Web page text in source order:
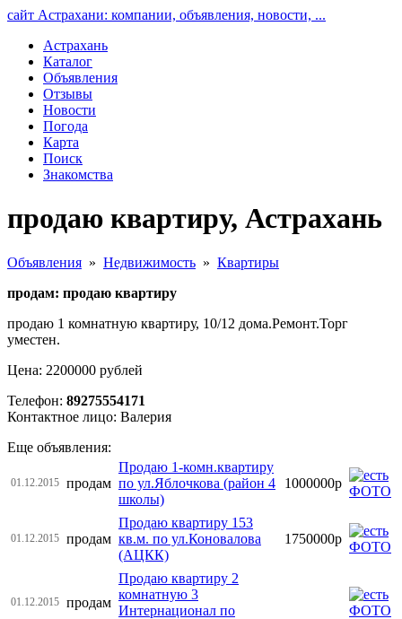
сайт Астрахани: компании, объявления, новости, ...
Астрахань
Каталог
Объявления
Отзывы
Новости
Погода
Карта
Поиск
Знакомства
продаю квартиру, Астрахань
Объявления » Недвижимость » Квартиры
продам: продаю квартиру
продаю 1 комнатную квартиру, 10/12 дома.Ремонт.Торг
уместен.
Цена: 2200000 рублей
Телефон: 89275554171
Контактное лицо: Валерия
Еще объявления:
01.12.2015 продам
Продаю 1-комн.квартиру
по ул.Яблочкова (район 4
школы)
1000000р
01.12.2015 продам
Продаю квартиру 153
кв.м. по ул.Коновалова
(АЦКК)
1750000р
01.12.2015 продам
Продаю квартиру 2
комнатную 3
Интернационал по